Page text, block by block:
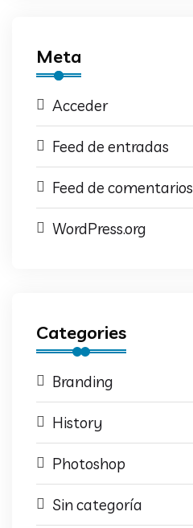
Meta
Acceder
Feed de entradas
Feed de comentarios
WordPress.org
Categories
Branding
History
Photoshop
Sin categoría